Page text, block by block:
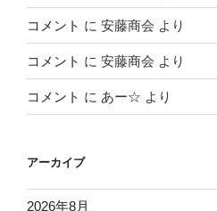
コメント に 安藤商会 より
コメント に 安藤商会 より
コメント に あー☆ より
アーカイブ
2026年8月